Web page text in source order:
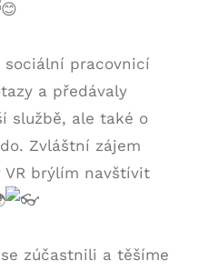
sociální pracovnicí
a předávaly
službě, ale také o
Zvláštní zájem
brýlím navštívit
zúčastnili a těšíme